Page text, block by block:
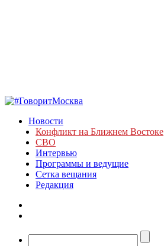
Новости
Конфликт на Ближнем Востоке
СВО
Интервью
Программы и ведущие
Сетка вещания
Редакция